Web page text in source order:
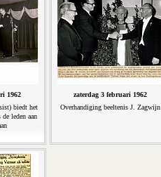
1962
biedt het
leden aan
zaterdag 3 februari 1962
Overhandiging beeltenis J. Zagwijn